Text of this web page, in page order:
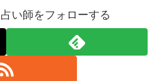
い師をフォローする